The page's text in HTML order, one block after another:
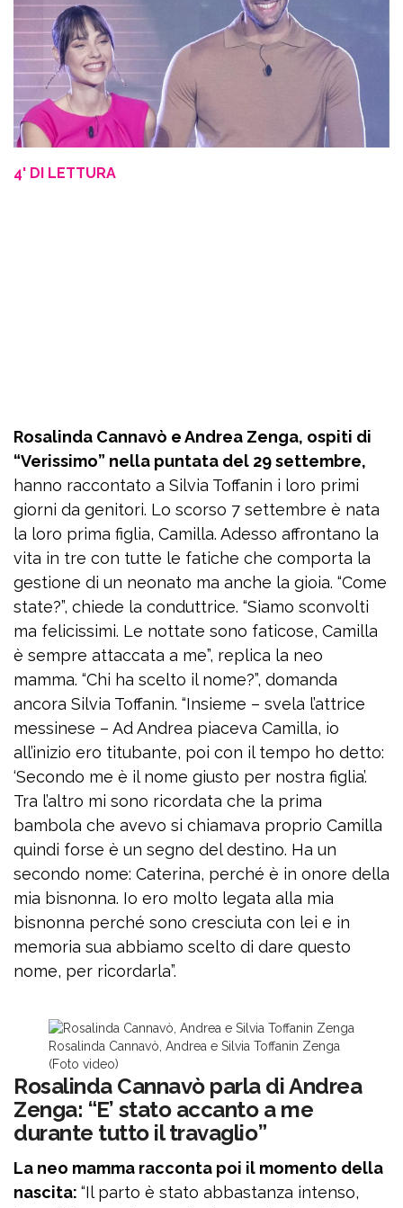
4' DI LETTURA
Rosalinda Cannavò e Andrea Zenga, ospiti di
“Verissimo” nella puntata del 29 settembre,
hanno raccontato a Silvia Toffanin i loro primi
giorni da genitori. Lo scorso 7 settembre è nata
la loro prima figlia, Camilla. Adesso affrontano la
vita in tre con tutte le fatiche che comporta la
gestione di un neonato ma anche la gioia. “Come
state?”, chiede la conduttrice. “Siamo sconvolti
ma felicissimi. Le nottate sono faticose, Camilla
è sempre attaccata a me”, replica la neo
mamma. “Chi ha scelto il nome?”, domanda
ancora Silvia Toffanin. “Insieme – svela l’attrice
messinese – Ad Andrea piaceva Camilla, io
all’inizio ero titubante, poi con il tempo ho detto:
‘Secondo me è il nome giusto per nostra figlia’.
Tra l’altro mi sono ricordata che la prima
bambola che avevo si chiamava proprio Camilla
quindi forse è un segno del destino. Ha un
secondo nome: Caterina, perché è in onore della
mia bisnonna. Io ero molto legata alla mia
bisnonna perché sono cresciuta con lei e in
memoria sua abbiamo scelto di dare questo
nome, per ricordarla”.
Rosalinda Cannavò, Andrea e Silvia Toffanin Zenga
(Foto video)
Rosalinda Cannavò parla di Andrea
Zenga: “E’ stato accanto a me
durante tutto il travaglio”
La neo mamma racconta poi il momento della
nascita: “Il parto è stato abbastanza intenso,